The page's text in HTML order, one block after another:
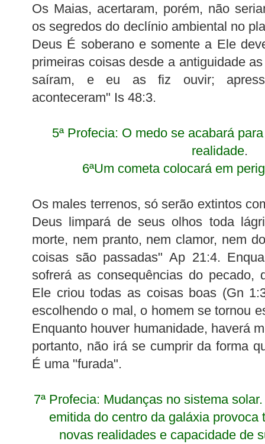
Os Maias, acertaram, porém, não
os segredos do declínio ambiental no
Deus É soberano e somente a Ele
primeiras coisas desde a antiguidade
saíram, e eu as fiz ouvir;
aconteceram" Is 48:3.
5ª Profecia: O medo se acabará
realidade.
6ªUm cometa colocará em
Os males terrenos, só serão extintos
Deus limpará de seus olhos toda
morte, nem pranto, nem clamor, nem
coisas são passadas" Ap 21:4.
sofrerá as consequências do pecado,
Ele criou todas as coisas boas (Gn
escolhendo o mal, o homem se tornou
Enquanto houver humanidade, haverá
portanto, não irá se cumprir da forma
É uma "furada".
7ª Profecia: Mudanças no sistema
emitida do centro da galáxia provoca
novas realidades e capacidade de